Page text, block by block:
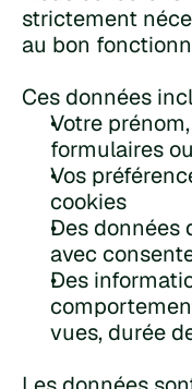
strictement
au bon
Ces données
Votre
formulaires
Vos
cookies
Des données
avec
Des
vues, durée